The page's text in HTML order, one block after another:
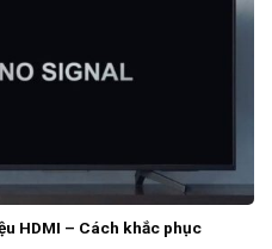
HDMI – Cách khắc phục